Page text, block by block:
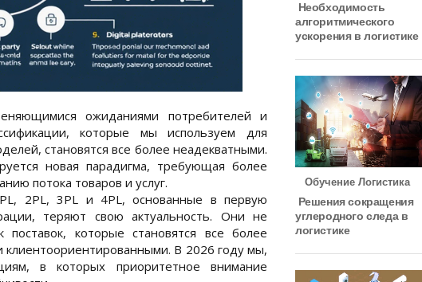
ожиданиями потребителей и
которые мы используем для
становятся все более неадекватными.
новая парадигма, требующая более
потока товаров и услуг.
2PL, 3PL и 4PL, основанные в первую
теряют свою актуальность. Они не
которые становятся все более
В 2026 году мы,
в которых приоритетное внимание
Необходимость
алгоритмического
ускорения в логистике
Обучение Логистика
Решения сокращения
углеродного следа в
логистике